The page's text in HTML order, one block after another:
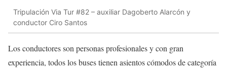
Tripulación Via Tur #82 – auxiliar Dagoberto Alarcón y
conductor Ciro Santos
Los conductores son personas profesionales y con gran
experiencia, todos los buses tienen asientos cómodos de categoría